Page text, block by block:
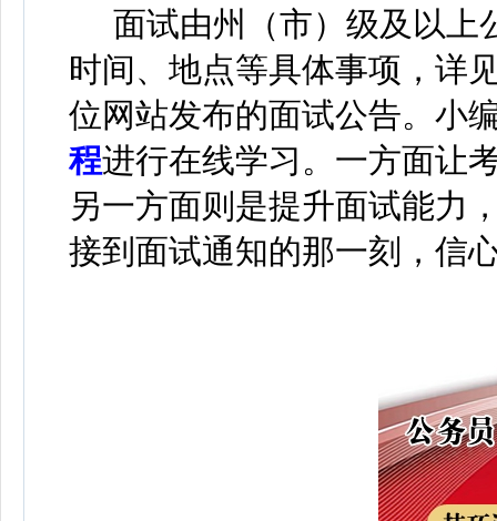
面试由州（市）级及以上
时间、地点等具体事项，详
位网站发布的面试公告。 小
程进行在线学习 。 一方面让
另一方面则是提升面试能力
接到面试通知的那一刻，信